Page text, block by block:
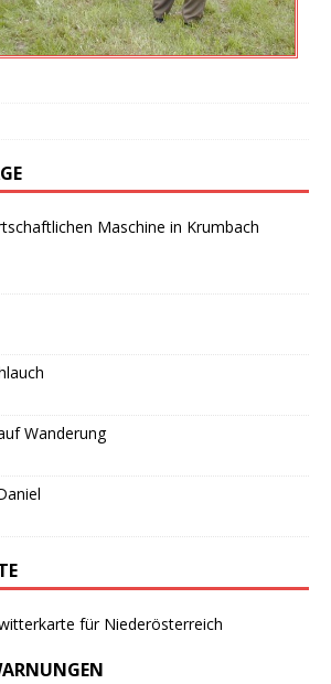
Maschine in Krumbach
Wanderung